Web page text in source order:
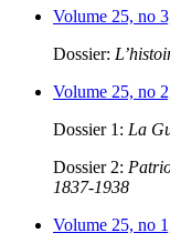
Volume 25, no
Dossier:
Volume 25, no
Dossier 1: La
Dossier 2:
1837-1938
Volume 25, no